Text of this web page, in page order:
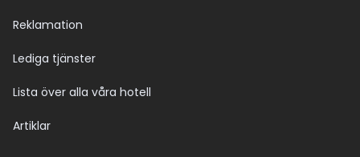
Reklamation
Lediga tjänster
Lista över alla våra hotell
Artiklar